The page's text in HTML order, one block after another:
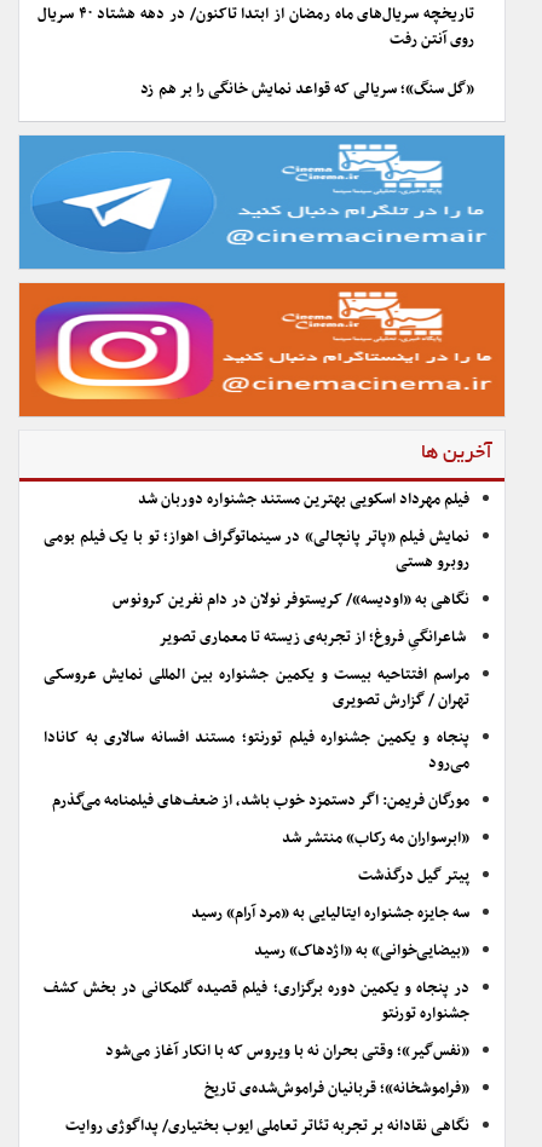
تاریخچه سریال‌های ماه رمضان از ابتدا تاکنون/ در دهه هشتاد ۴۰ سریال
روی آنتن رفت
«گل سنگ»؛ سریالی که قواعد نمایش خانگی را بر هم زد
آخرین ها
فیلم مهرداد اسکویی بهترین مستند جشنواره دوربان شد
نمایش فیلم «پاتر پانچالی» در سینماتوگراف اهواز؛ تو با یک فیلم بومی
روبرو هستی
نگاهی به «اودیسه»/ کریستوفر نولان در دام نفرین کرونوس
شاعرانگیِ فروغ؛ از تجربه‌ی زیسته تا معماری تصویر
مراسم افتتاحیه بیست و یکمین جشنواره بین المللی نمایش عروسکی
تهران / گزارش تصویری
پنجاه و یکمین جشنواره فیلم تورنتو؛ مستند افسانه سالاری به کانادا
می‌رود
مورگان فریمن: اگر دستمزد خوب باشد، از ضعف‌های فیلمنامه می‌گذرم
«ابرسواران مه رکاب» منتشر شد
پیتر گیل درگذشت
سه جایزه جشنواره ایتالیایی به «مرد آرام» رسید
«بیضایی‌خوانی» به «اژدهاک» رسید
در پنجاه و یکمین دوره برگزاری؛ فیلم قصیده گلمکانی در بخش کشف
جشنواره تورنتو
«نفس‌گیر»؛ وقتی بحران نه با ویروس که با انکار آغاز می‌شود
«فراموشخانه»؛ قربانیان فراموش‌شده‌ی تاریخ
نگاهی نقادانه بر تجربه تئاتر تعاملی ایوب بختیاری/ پداگوژی روایت